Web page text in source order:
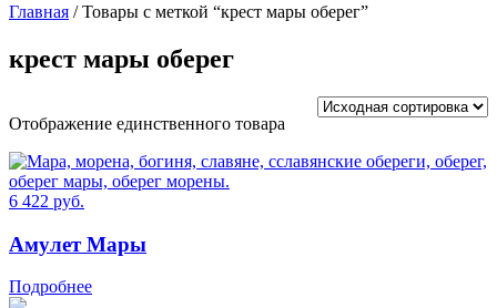
Главная / Товары с меткой “крест мары оберег”
крест мары оберег
Отображение единственного товара
6 422 руб.
Амулет Мары
Подробнее